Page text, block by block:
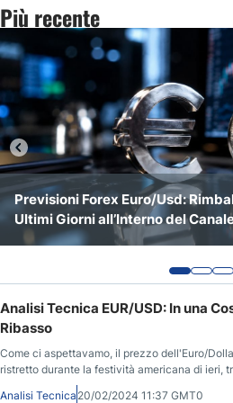
Previsioni S&P 500
Più recente
Previsioni Forex Euro/Usd:
Ultimi Giorni all’Interno del
Analisi Tecnica Euro/Usd: Minimi
Previsioni EUR/USD Luglio
di 1,1400
Analisi Tecnica EUR/USD: In una
Ribasso
Come ci aspettavamo, il prezzo dell'Euro/
ristretto durante la festività americana di ieri,
Analisi Tecnica 20/02/2024 11:37 GMT0